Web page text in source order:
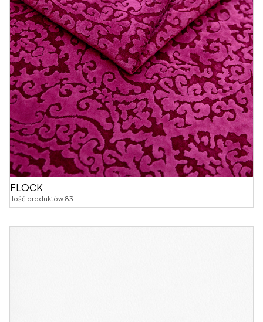
FLOCK
Ilość produktów 83